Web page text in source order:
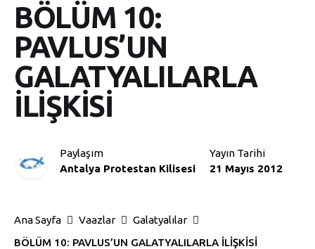
BÖLÜM 10:
PAVLUS’UN
GALATYALILARLA
İLİŞKİSİ
Paylaşım
Antalya Protestan Kilisesi
Yayın Tarihi
21 Mayıs 2012
Ana Sayfa Vaazlar
Galatyalılar
BÖLÜM 10: PAVLUS’UN GALATYALILARLA İLİŞKİSİ